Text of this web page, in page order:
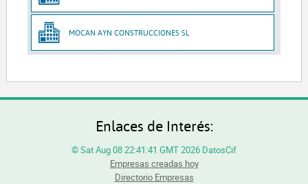
MOCAN AYN CONSTRUCCIONES SL
Enlaces de Interés:
© Sat Aug 08 22:41:41 GMT 2026 DatosCif
Empresas creadas hoy
Directorio Empresas